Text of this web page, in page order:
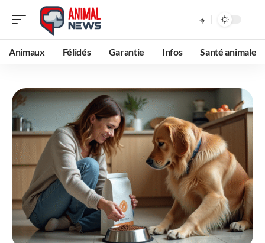
Animaux Félidés Garantie Infos Santé animale